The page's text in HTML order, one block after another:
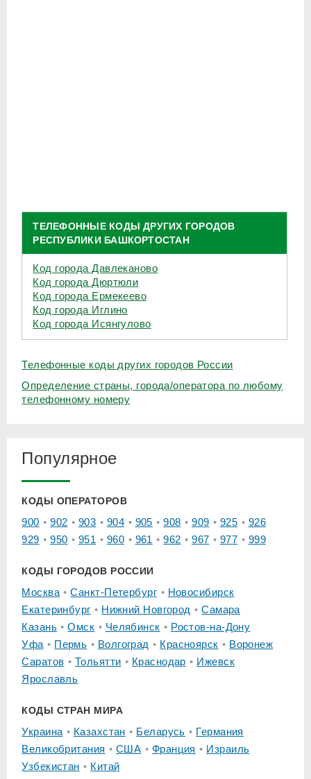
ТЕЛЕФОННЫЕ КОДЫ ДРУГИХ ГОРОДОВ
РЕСПУБЛИКИ БАШКОРТОСТАН
Код города Давлеканово
Код города Дюртюли
Код города Ермекеево
Код города Иглино
Код города Исянгулово
Телефонные коды других городов России
Определение страны, города/оператора по любому
телефонному номеру
Популярное
КОДЫ ОПЕРАТОРОВ
900 902 903 904 905 908 909 925
926
929
950 951 960 961 962 967 977 999
КОДЫ ГОРОДОВ РОССИИ
Москва Санкт-Петербург
Новосибирск
Екатеринбург
Нижний Новгород
Самара
Казань
Омск Челябинск
Ростов-на-Дону
Уфа
Пермь Волгоград Красноярск
Воронеж
Саратов
Тольятти Краснодар
Ижевск
Ярославль
КОДЫ СТРАН МИРА
Украина Казахстан Беларусь
Германия
Великобритания
США Франция
Израиль
Узбекистан
Китай